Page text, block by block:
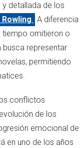
y detallada de los
Rowling. A diferencia
tiempo omitieron o
busca representar
permitiendo
conflictos
de los
emocional de
en uno de los años